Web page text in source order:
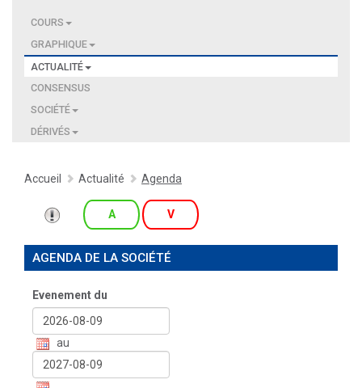
COURS
GRAPHIQUE
ACTUALITÉ
CONSENSUS
SOCIÉTÉ
DÉRIVÉS
Accueil Actualité Agenda
A V
AGENDA DE LA SOCIÉTÉ
Evenement du
au